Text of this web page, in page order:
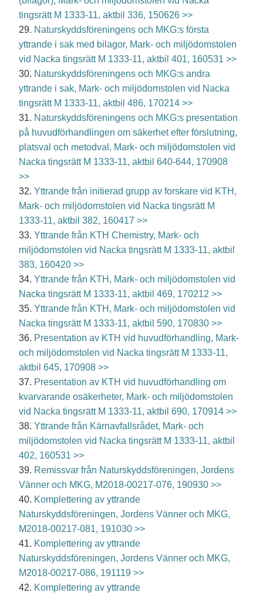
tingsrätt M 1333-11, aktbil 336, 150626 >>
29. Naturskyddsföreningens och MKG:s första
yttrande i sak med bilagor, Mark- och miljödomstolen
vid Nacka tingsrätt M 1333-11, aktbil 401, 160531 >>
30. Naturskyddsföreningens och MKG:s andra
yttrande i sak, Mark- och miljödomstolen vid Nacka
tingsrätt M 1333-11, aktbil 486, 170214 >>
31. Naturskyddsföreningens och MKG:s presentation
på huvudförhandlingen om säkerhet efter förslutning,
platsval och metodval, Mark- och miljödomstolen vid
Nacka tingsrätt M 1333-11, aktbil 640-644, 170908
>>
32. Yttrande från initierad grupp av forskare vid KTH,
Mark- och miljödomstolen vid Nacka tingsrätt M
1333-11, aktbil 382, 160417 >>
33. Yttrande från KTH Chemistry, Mark- och
miljödomstolen vid Nacka tingsrätt M 1333-11, aktbil
383, 160420 >>
34. Yttrande från KTH, Mark- och miljödomstolen vid
Nacka tingsrätt M 1333-11, aktbil 469, 170212 >>
35. Yttrande från KTH, Mark- och miljödomstolen vid
Nacka tingsrätt M 1333-11, aktbil 590, 170830 >>
36. Presentation av KTH vid huvudförhandling, Mark-
och miljödomstolen vid Nacka tingsrätt M 1333-11,
aktbil 645, 170908 >>
37. Presentation av KTH vid huvudförhandling om
kvarvarande osäkerheter, Mark- och miljödomstolen
vid Nacka tingsrätt M 1333-11, aktbil 690, 170914 >>
38. Yttrande från Kärnavfallsrådet, Mark- och
miljödomstolen vid Nacka tingsrätt M 1333-11, aktbil
402, 160531 >>
39. Remissvar från Naturskyddsföreningen, Jordens
Vänner och MKG, M2018-00217-076, 190930 >>
40. Komplettering av yttrande
Naturskyddsföreningen, Jordens Vänner och MKG,
M2018-00217-081, 191030 >>
41. Komplettering av yttrande
Naturskyddsföreningen, Jordens Vänner och MKG,
M2018-00217-086, 191119 >>
42. Komplettering av yttrande